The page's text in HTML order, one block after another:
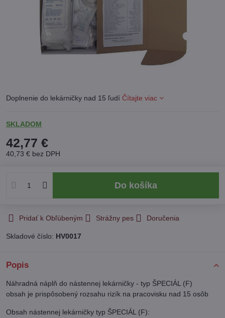
Doplnenie do lekárničky nad 15 ľudí Čítajte viac
SKLADOM
42,77 €
40,73 € bez DPH
Do košíka
Pridať k Obľúbeným Strážny pes Doručenia
Skladové číslo: HV0017
Popis
Náhradná náplň do nástennej lekárničky - typ ŠPECIÁL (F)
obsah je prispôsobený rozsahu rizík na pracovisku nad 15 osôb
Obsah nástennej lekárničky typ ŠPECIÁL (F):